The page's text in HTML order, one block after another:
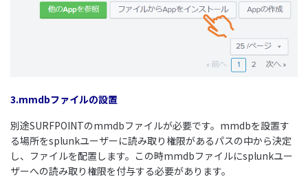
3.mmdbファイルの設置
別途SURFPOINTのmmdbファイルが必要です。mmdbを設置す
る場所をsplunkユーザーに読み取り権限があるパスの中から決定
し、ファイルを配置します。この時mmdbファイルにsplunkユー
ザーへの読み取り権限を付与する必要があります。